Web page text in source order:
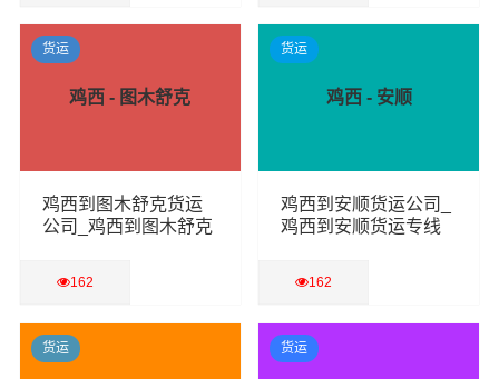
查看详细 查看详细
鸡西 - 图木舒克
鸡西到图木舒克货运
公司_鸡西到图木舒克
162
查看详细
货运
鸡西 - 安顺
鸡西到安顺货运公司_
鸡西到安顺货运专线
162
查看详细
货运
货运 货运